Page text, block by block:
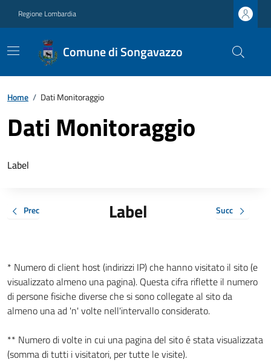
Regione Lombardia
Comune di Songavazzo
Home / Dati Monitoraggio
Dati Monitoraggio
Label
Prec Label Succ
* Numero di client host (indirizzi IP) che hanno visitato il sito (e
visualizzato almeno una pagina). Questa cifra riflette il numero
di persone fisiche diverse che si sono collegate al sito da
almeno una ad 'n' volte nell'intervallo considerato.
** Numero di volte in cui una pagina del sito é stata visualizzata
(somma di tutti i visitatori, per tutte le visite).